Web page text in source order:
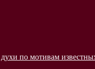
по мотивам